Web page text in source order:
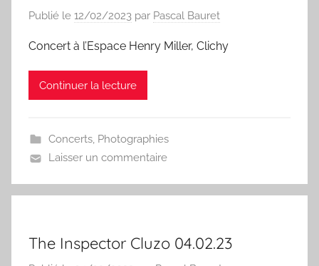
Publié le 12/02/2023 par Pascal Bauret
Concert à l’Espace Henry Miller, Clichy
Continuer la lecture
Concerts, Photographies
Laisser un commentaire
The Inspector Cluzo 04.02.23